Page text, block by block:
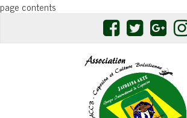
page contents